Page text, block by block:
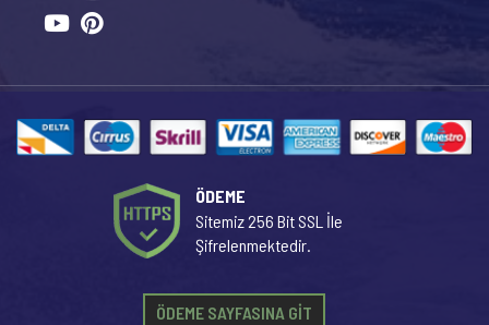
ÖDEME
Sitemiz 256 Bit SSL İle
Şifrelenmektedir.
ÖDEME SAYFASINA GİT